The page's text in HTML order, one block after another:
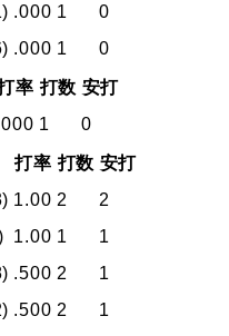
.000 1
0
.000 1 0
率 打数 安打
1 0
打率 打数 安打
1.00 2
2
1.00 1
1
.500 2
1
.500 2
1